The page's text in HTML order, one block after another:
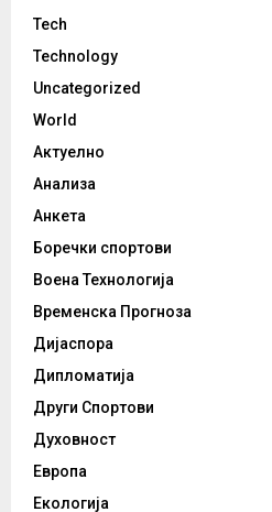
Tech
Technology
Uncategorized
World
Актуелно
Анализа
Анкета
Боречки спортови
Воена Технологија
Временска Прогноза
Дијаспора
Дипломатија
Други Спортови
Духовност
Европа
Екологија